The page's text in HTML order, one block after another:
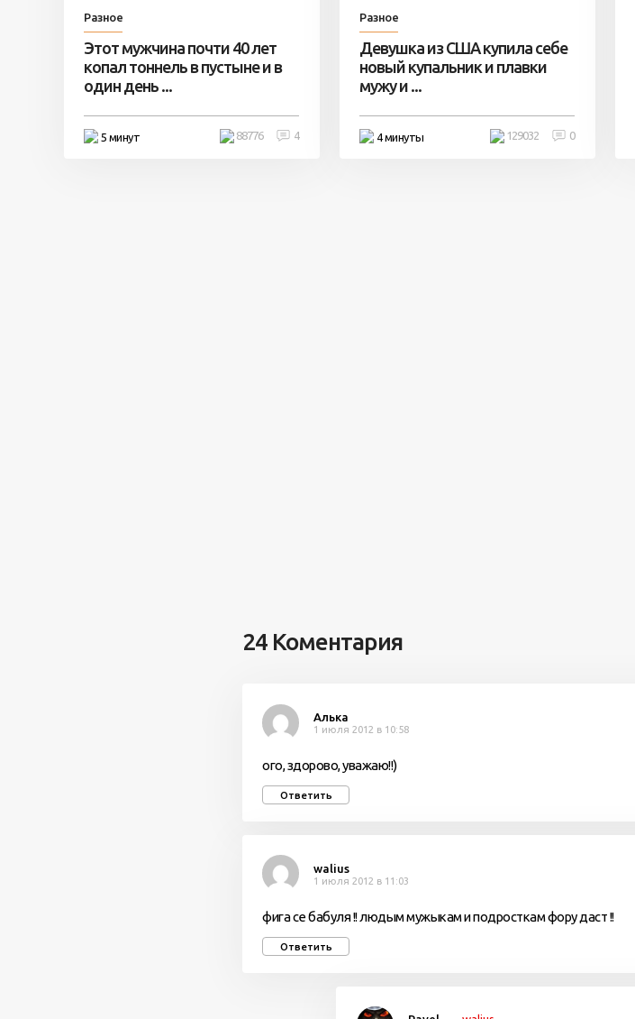
Разное
Этот мужчина почти 40 лет
копал тоннель в пустыне и в
один день ...
5 минут 4
88776
Разное
Девушка из США купила себе
новый купальник и плавки
мужу и ...
4 минуты 0
129032
24 Коментария
Алька
1 июля 2012 в 10:58
ого, здорово, уважаю!!)
Ответить
walius
1 июля 2012 в 11:03
фига се бабуля !! людым мужыкам и подросткам фору даст !!
Ответить